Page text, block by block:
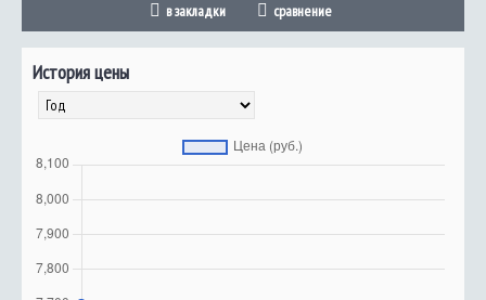
в закладки сравнение
История цены